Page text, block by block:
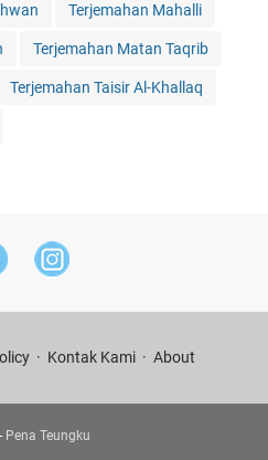
Terjemahan Mahalli
Terjemahan Matan Taqrib
Terjemahan Taisir Al-Khallaq
Kontak Kami About
Pena Teungku